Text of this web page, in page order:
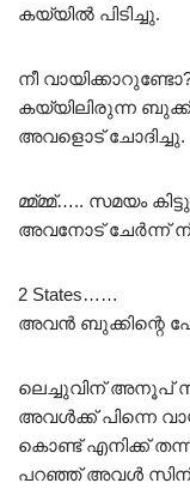
കയ്യിൽ പിടിച്ചു.
നീ
കയ്യിലിരുന്ന
അവളൊട് ചോദിച്ചു.
മ്മ്മ്മ്….. സമയം
അവനോട് ചേർന്ന്
2 States……
അവൻ ബുക്കിന്റെ
ലെച്ചുവിന് അനൂപ്
അവൾക്ക് പിന്നെ
കൊണ്ട് എനിക്ക്
പറഞ്ഞ് അവൾ